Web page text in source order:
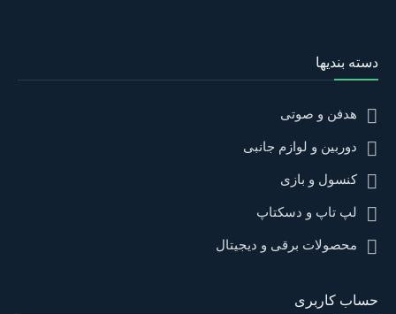
دسته بندیها
هدفن و صوتی
دوربین و لوازم جانبی
کنسول و بازی
لپ تاپ و دسکتاپ
محصولات برقی و دیجیتال
حساب کاربری